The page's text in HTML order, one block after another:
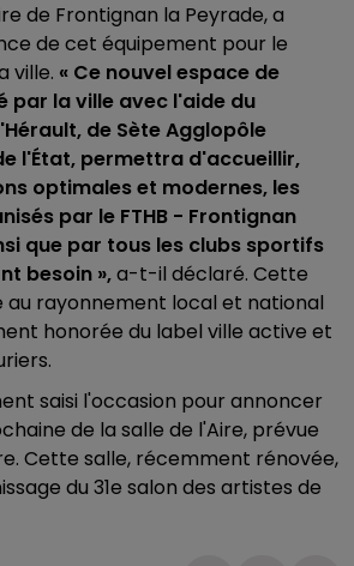
de Frontignan la Peyrade, a
de cet équipement pour le
ville. « Ce nouvel espace de
par la ville avec l'aide du
de Sète Agglopôle
l'État, permettra d'accueillir,
optimales et modernes, les
par le FTHB - Frontignan
que par tous les clubs sportifs
besoin »,a-t-il déclaré. Cette
rayonnement local et national
honorée du label ville active et
saisi l'occasion pour annoncer
de la salle de l'Aire, prévue
Cette salle, récemment rénovée,
du 31e salon des artistes de